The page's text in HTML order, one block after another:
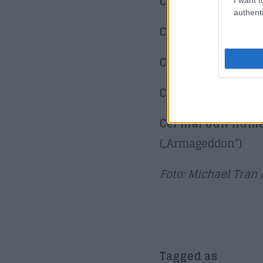
Cea mai bună
Cel mai bun
Cea mai bună
Cel mai bun
(„Armageddon”)
Foto: Michael Tran
Tagged as